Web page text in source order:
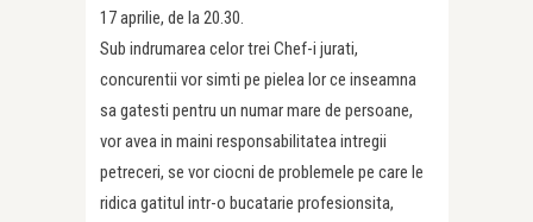
17 aprilie, de la 20.30.
Sub indrumarea celor trei Chef-i jurati,
concurentii vor simti pe pielea lor ce inseamna
sa gatesti pentru un numar mare de persoane,
vor avea in maini responsabilitatea intregii
petreceri, se vor ciocni de problemele pe care le
ridica gatitul intr-o bucatarie profesionsita,